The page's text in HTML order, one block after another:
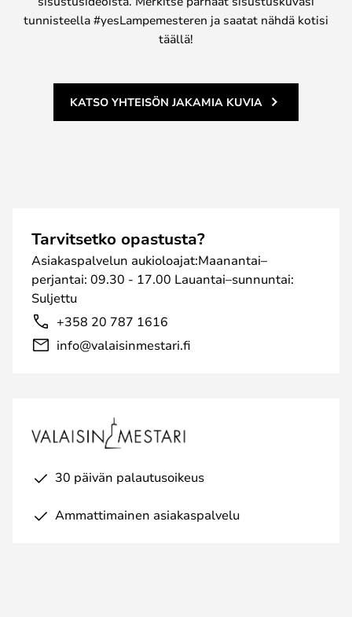
tunnisteella #yesLampemesteren ja saatat nähdä kotisi
täällä!
KATSO YHTEISÖN JAKAMIA KUVIA
Tarvitsetko opastusta?
Asiakaspalvelun aukioloajat:Maanantai–
perjantai: 09.30 - 17.00 Lauantai–sunnuntai:
Suljettu
+358 20 787 1616
info@valaisinmestari.fi
30 päivän palautusoikeus
Ammattimainen asiakaspalvelu